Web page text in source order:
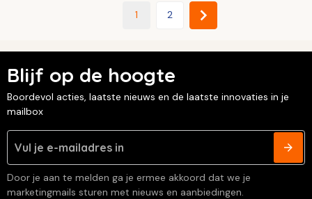
1 2
Blijf op de hoogte
Boordevol acties, laatste nieuws en de laatste innovaties in je
mailbox
Door je aan te melden ga je ermee akkoord dat we je
marketingmails sturen met nieuws en aanbiedingen.